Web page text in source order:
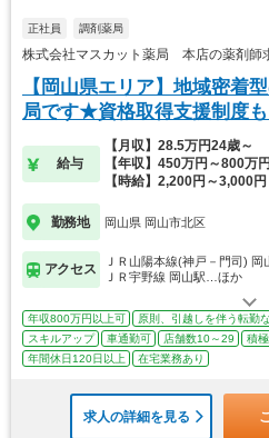
正社員 調剤薬局
株式会社マスカット薬局 本店の薬剤師
【岡山県エリア】地域密着
局です★資格取得支援制度も
給与
【月収】28.5万円24歳～
【年収】450万円～800万円
【時給】2,200円～3,000円
勤務地 岡山県 岡山市北区
アクセス
ＪＲ山陽本線(神戸－門司) 岡
ＪＲ宇野線 岡山駅…ほか
年収800万円以上可 原則、引越しを伴う転勤な
スキルアップ
車通勤可 店舗数10～29 積
年間休日120日以上
在宅業務あり
求人の詳細を見る